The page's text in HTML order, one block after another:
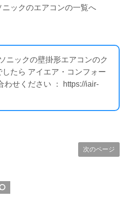
ニックのエアコンの一覧へ
ニックの壁掛形エアコンのク
たら アイエア・コンフォー
わせください ： https://iair-
次のページ